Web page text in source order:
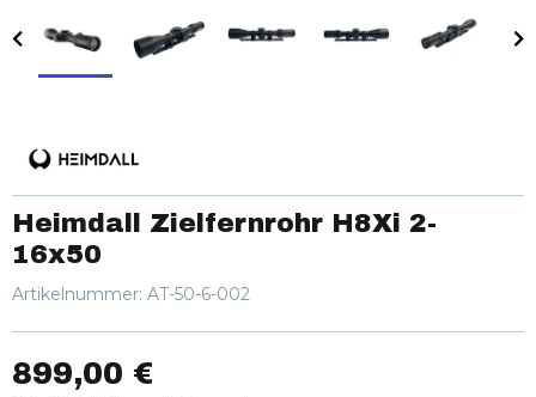
Heimdall Zielfernrohr H8Xi 2-
16x50
Artikelnummer: AT-50-6-002
899,00 €